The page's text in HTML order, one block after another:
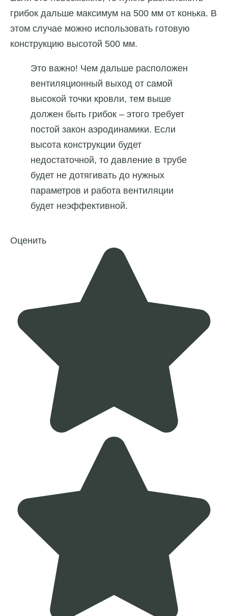
грибок дальше максимум на 500 мм от конька. В
этом случае можно использовать готовую
конструкцию высотой 500 мм.
Это важно! Чем дальше расположен
вентиляционный выход от самой
высокой точки кровли, тем выше
должен быть грибок – этого требует
постой закон аэродинамики. Если
высота конструкции будет
недостаточной, то давление в трубе
будет не дотягивать до нужных
параметров и работа вентиляции
будет неэффективной.
Оценить